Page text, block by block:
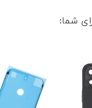
شما: